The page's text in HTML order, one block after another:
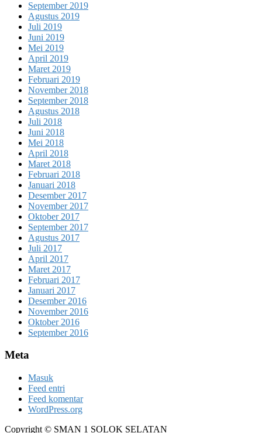
September 2019
Agustus 2019
Juli 2019
Juni 2019
Mei 2019
April 2019
Maret 2019
Februari 2019
November 2018
September 2018
Agustus 2018
Juli 2018
Juni 2018
Mei 2018
April 2018
Maret 2018
Februari 2018
Januari 2018
Desember 2017
November 2017
Oktober 2017
September 2017
Agustus 2017
Juli 2017
April 2017
Maret 2017
Februari 2017
Januari 2017
Desember 2016
November 2016
Oktober 2016
September 2016
Meta
Masuk
Feed entri
Feed komentar
WordPress.org
Copyright © SMAN 1 SOLOK SELATAN